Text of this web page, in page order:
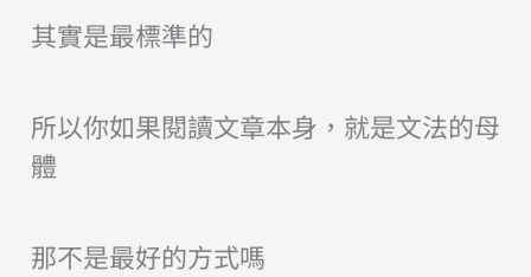
其實是最標準的
所以你如果閱讀文章本身，就是文法的母
體
那不是最好的方式嗎